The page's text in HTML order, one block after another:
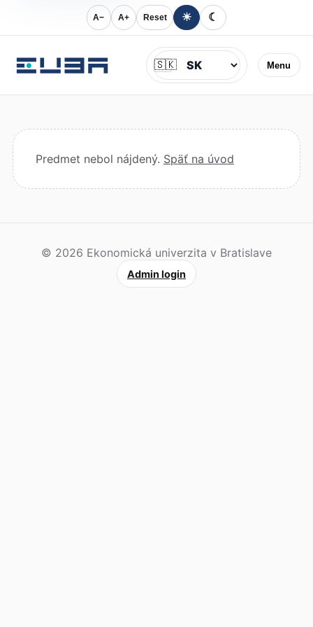
A− A+ Reset ☀ ☾
Menu
Jazyk
🇸🇰
Predmet nebol nájdený. Späť na úvod
© 2026 Ekonomická univerzita v Bratislave
Admin login